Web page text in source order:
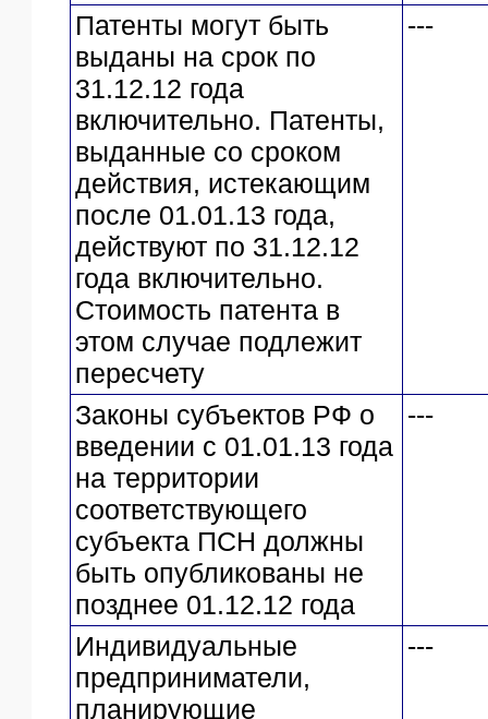
Патенты могут быть
выданы на срок по
31.12.12 года
включительно. Патенты,
выданные со сроком
действия, истекающим
после 01.01.13 года,
действуют по 31.12.12
года включительно.
Стоимость патента в
этом случае подлежит
пересчету
---
Законы субъектов РФ о
введении с 01.01.13 года
на территории
соответствующего
субъекта ПСН должны
быть опубликованы не
позднее 01.12.12 года
---
Индивидуальные
предприниматели,
планирующие
---